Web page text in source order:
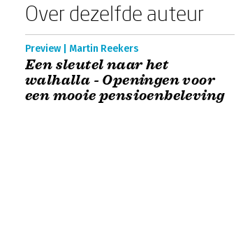
Over dezelfde auteur
Preview | Martin Reekers
Een sleutel naar het
walhalla - Openingen voor
een mooie pensioenbeleving